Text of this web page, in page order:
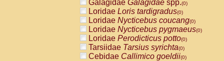
Galagidae Galagidae spp.(0)
Loridae Loris tardigradus(0)
Loridae Nycticebus coucang(0)
Loridae Nycticebus pygmaeus(0)
Loridae Perodicticus potto(0)
Tarsiidae Tarsius syrichta(0)
Cebidae Callimico goeldii(0)